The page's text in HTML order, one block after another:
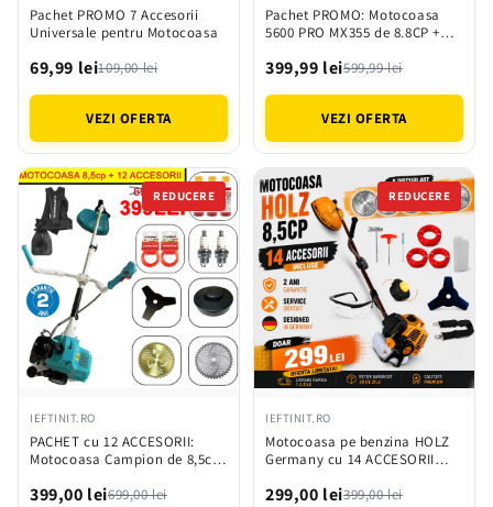
Pachet PROMO 7 Accesorii
Universale pentru Motocoasa
69,99 lei109,00 lei
VEZI OFERTA
Pachet PROMO: Motocoasa
5600 PRO MX355 de 8.8CP +
494A
399,99 lei599,99 lei
VEZI OFERTA
REDUCERE
IEFTINIT.RO
PACHET cu 12 ACCESORII:
Motocoasa Campion de 8,5cp
accesorii CADOU
399,00 lei699,00 lei
REDUCERE
IEFTINIT.RO
Motocoasa pe benzina HOLZ
Germany cu 14 ACCESORII
58cc
299,00 lei399,00 lei